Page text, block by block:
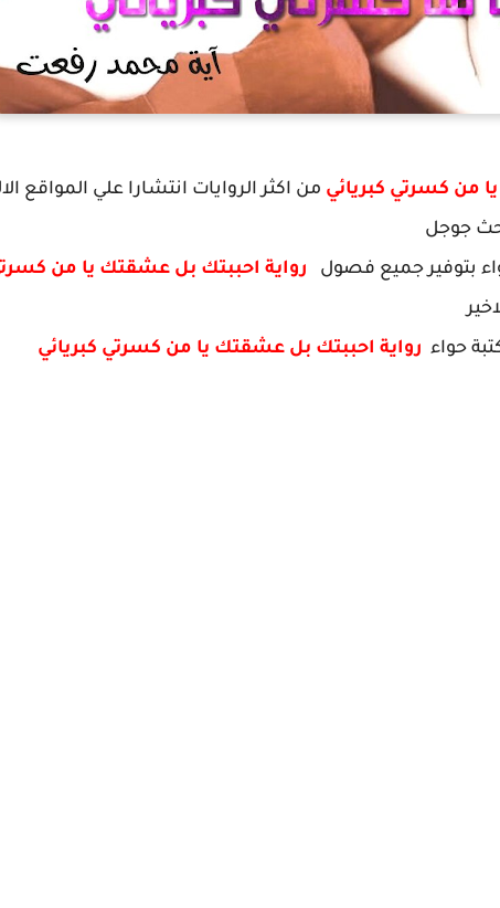
من كسرتي كبريائي من اكثر الروايات انتشارا علي المواقع
جوجل
بتوفير جميع فصول رواية احببتك بل عشقتك يا من
حواء رواية احببتك بل عشقتك يا من كسرتي كبريائي